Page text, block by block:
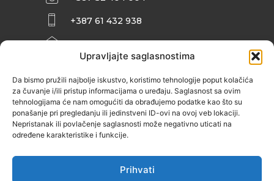
Upravljajte saglasnostima
Da bismo pružili najbolje iskustvo, koristimo tehnologije poput kolačića
za čuvanje i/ili pristup informacijama o uređaju. Saglasnost sa ovim
tehnologijama će nam omogućiti da obrađujemo podatke kao što su
ponašanje pri pregledanju ili jedinstveni ID-ovi na ovoj veb lokaciji.
Nepristanak ili povlačenje saglasnosti može negativno uticati na
određene karakteristike i funkcije.
Prihvati
+387 61 432 938
INFO@ZENIT.BA
ZENIČANKA, 3. SPRAT), 72000 ZENICA